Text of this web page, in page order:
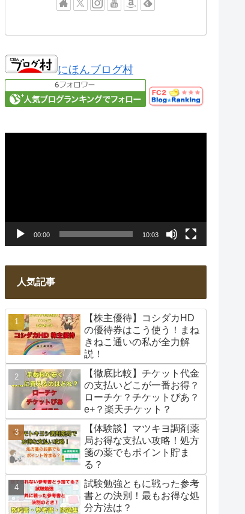
にほんブログ村
00:00 10:03
人気記事
【株主優待】コシダカHD
の優待券はこう使う！まね
きねこ通いの私が全力解
説！
【徹底比較】チケット代金
の支払いどこが一番お得？
ローチケ？チケットぴあ？
e+？楽天チケット？
【体験談】マツキヨ調剤薬
局お得な支払い攻略！処方
箋の薬でもポイント貯ま
る？
試験勉強ともに戦った参考
書との決別！最もお得な処
分方法は？